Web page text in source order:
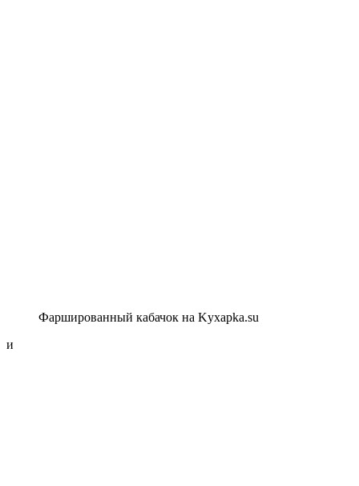
Фаршированный кабачок на Kyxapka.su
и